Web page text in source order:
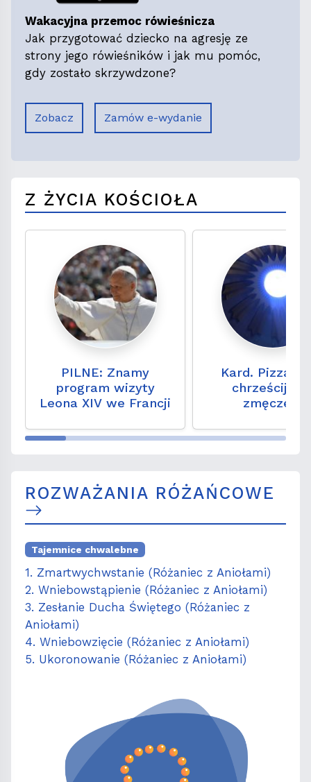
Wakacyjna przemoc rówieśnicza
Jak przygotować dziecko na agresję ze
strony jego rówieśników i jak mu pomóc,
gdy zostało skrzywdzone?
Zobacz Zamów e-wydanie
Z ŻYCIA KOŚCIOŁA
PILNE: Znamy
program wizyty
Leona XIV we Francji
Kard.
zmęczeni
pokoju
ROZWAŻANIA RÓŻAŃCOWE
Tajemnice chwalebne
1. Zmartwychwstanie (Różaniec z Aniołami)
2. Wniebowstąpienie (Różaniec z Aniołami)
3. Zesłanie Ducha Świętego (Różaniec z
Aniołami)
4. Wniebowzięcie (Różaniec z Aniołami)
5. Ukoronowanie (Różaniec z Aniołami)